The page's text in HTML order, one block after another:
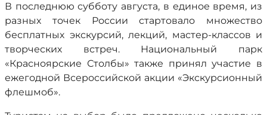
В последнюю субботу августа, в единое время, из
разных точек России стартовало множество
бесплатных экскурсий, лекций, мастер-классов и
творческих встреч. Национальный парк
«Красноярские Столбы» также принял участие в
ежегодной Всероссийской акции «Экскурсионный
флешмоб».